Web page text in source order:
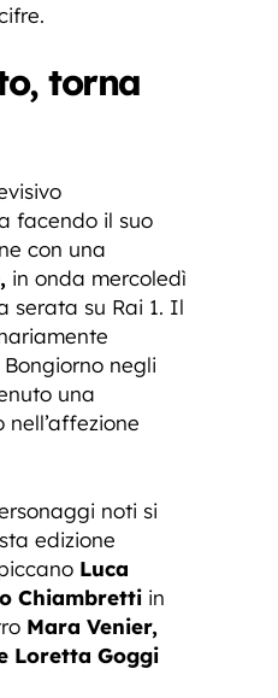
torna
facendo il suo
con una
in onda mercoledì
serata su Rai 1. Il
negli
una
nell’affezione
noti si
edizione
Luca
Chiambretti in
Mara Venier,
Loretta Goggi